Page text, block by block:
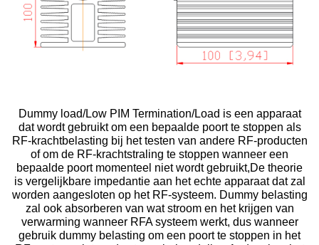
Dummy load/Low PIM Termination/Load is een apparaat
dat wordt gebruikt om een bepaalde poort te stoppen als
RF-krachtbelasting bij het testen van andere RF-producten
of om de RF-krachtstraling te stoppen wanneer een
bepaalde poort momenteel niet wordt gebruikt,De theorie
is vergelijkbare impedantie aan het echte apparaat dat zal
worden aangesloten op het RF-systeem. Dummy belasting
zal ook absorberen van wat stroom en het krijgen van
verwarming wanneer RFA systeem werkt, dus wanneer
gebruik dummy belasting om een poort te stoppen in het